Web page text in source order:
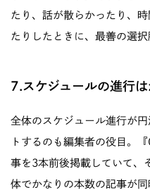
たり、話が散らかったり、
たりしたときに、最善の選
7.スケジュールの進行は
全体のスケジュール進行が
トするのも編集者の役目。
事を3本前後掲載していて、
体でかなりの本数の記事が